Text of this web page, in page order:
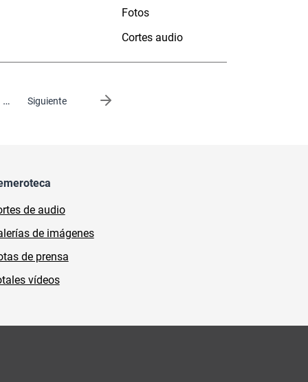
Fotos
Cortes audio
… Siguiente
página
de audio
de imágenes
de prensa
vídeos